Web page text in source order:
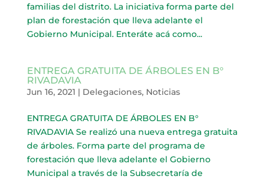
familias del distrito. La iniciativa forma parte del
plan de forestación que lleva adelante el
Gobierno Municipal. Enteráte acá como...
ENTREGA GRATUITA DE ÁRBOLES EN B°
RIVADAVIA
Jun 16, 2021 | Delegaciones, Noticias
ENTREGA GRATUITA DE ÁRBOLES EN B°
RIVADAVIA Se realizó una nueva entrega gratuita
de árboles. Forma parte del programa de
forestación que lleva adelante el Gobierno
Municipal a través de la Subsecretaría de